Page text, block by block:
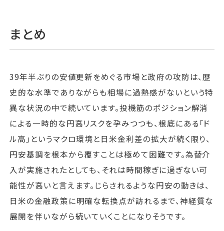
まとめ
39年半ぶりの安値更新をめぐる市場と政府の攻防は、歴
史的な水準でありながらも相場に過熱感がないという特
異な状況の中で続いています。投機筋のポジション解消
による一時的な円高リスクを孕みつつも、根底にある「ド
ル高」というマクロ環境と日米金利差の拡大が続く限り、
円安基調を根本から覆すことは極めて困難です。為替介
入が実施されたとしても、それは時間稼ぎに過ぎない可
能性が高いと言えます。じらされるような円安の動きは、
日米の金融政策に明確な転換点が訪れるまで、神経質な
展開を伴いながら続いていくことになりそうです。